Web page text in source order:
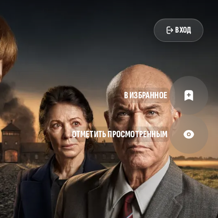
ВХОД
В ИЗБРАННОЕ
ОТМЕТИТЬ ПРОСМОТРЕННЫМ